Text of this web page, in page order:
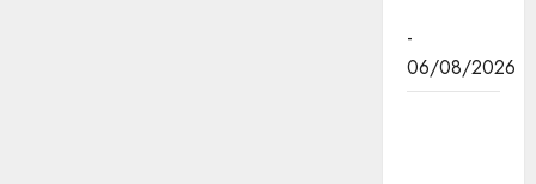
-
06/08/2026